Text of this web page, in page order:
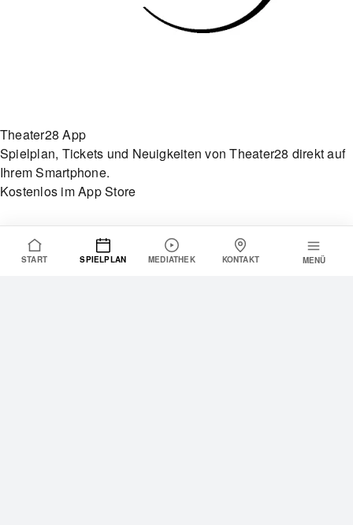
Theater28 App
Spielplan, Tickets und Neuigkeiten von Theater28 direkt auf
Ihrem Smartphone.
Kostenlos im App Store
START SPIELPLAN MEDIATHEK KONTAKT MENÜ